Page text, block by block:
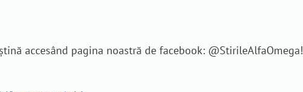
accesând pagina noastră de facebook: @StirileAlfaOmega!